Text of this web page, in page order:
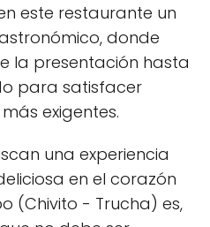
este restaurante un
donde
la presentación hasta
para satisfacer
exigentes.
una experiencia
en el corazón
(Chivito - Trucha) es,